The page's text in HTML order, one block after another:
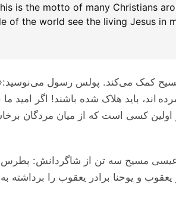
is the motto of many Christians
of the world see the living Jesus in
مسیح کمک می‌کند. پولس رسول
اند، باید هلاک شده باشند! اگر امید
کسی است که از میان مردگان
مسیح سه تن از شاگردانش: پطرس،
و یوحنا برادر یعقوب را برداشته به